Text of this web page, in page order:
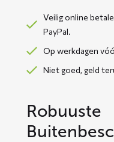
Veilig online
PayPal.
Op werkdagen
Niet goed, geld
Robuuste